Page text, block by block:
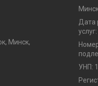
Минск,
Дата
УНП: